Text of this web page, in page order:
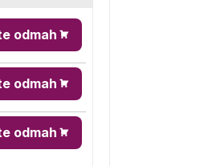
odmah
odmah
odmah